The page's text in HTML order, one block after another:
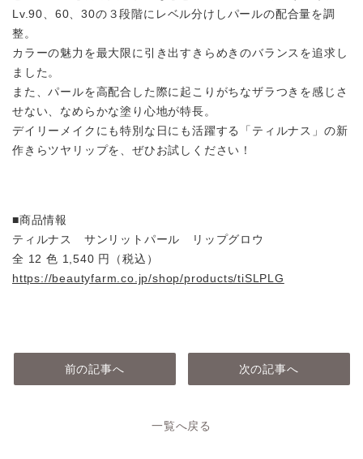
Lv.90、60、30の３段階にレベル分けしパールの配合量を調
整。
カラーの魅⼒を最⼤限に引き出すきらめきのバランスを追求し
ました。
また、パールを⾼配合した際に起こりがちなザラつきを感じさ
せない、なめらかな塗り⼼地が特⻑。
デイリーメイクにも特別な⽇にも活躍する「ティルナス」の新
作きらツヤリップを、ぜひお試しください！
■商品情報
ティルナス サンリットパール リップグロウ
全 12 ⾊ 1,540 円（税込）
https://beautyfarm.co.jp/shop/products/tiSLPLG
前の記事へ
一覧へ戻る
次の記事へ